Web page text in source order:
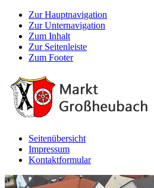
Zur Hauptnavigation
Zur Unternavigation
Zum Inhalt
Zur Seitenleiste
Zum Footer
Seitenübersicht
Impressum
Kontaktformular